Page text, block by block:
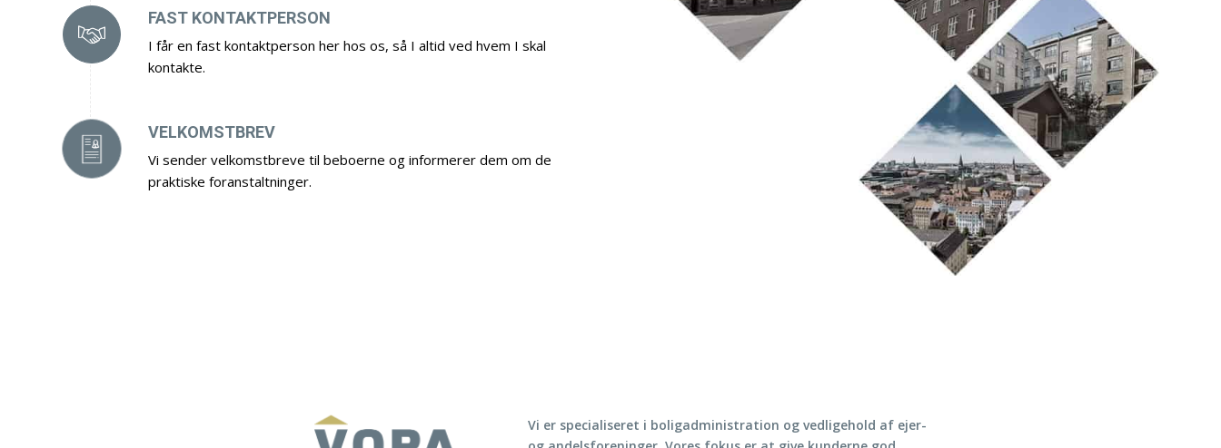
FAST KONTAKTPERSON
I får en fast kontaktperson her hos os, så I altid ved hvem I skal
kontakte.
VELKOMSTBREV
Vi sender velkomstbreve til beboerne og informerer dem om de
praktiske foranstaltninger.
Vi er specialiseret i boligadministration og vedligehold af ejer-